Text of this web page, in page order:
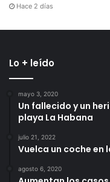
Hace 2 días
Lo + leído
mayo 3, 2020
Un fallecido y un
playa La Habana
julio 21, 2022
Vuelca un coche en
agosto 6, 2020